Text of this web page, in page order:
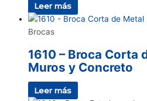
Leer más
Brocas
1610 – Broca Corta
Muros y Concreto
Leer más